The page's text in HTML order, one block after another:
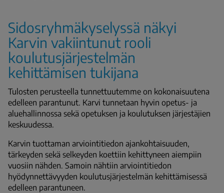
Sidosryhmäkyselyssä näkyi
Karvin vakiintunut rooli
koulutusjärjestelmän
kehittämisen tukijana
Tulosten perusteella tunnettuutemme on kokonaisuutena
edelleen parantunut. Karvi tunnetaan hyvin opetus- ja
aluehallinnossa sekä opetuksen ja koulutuksen järjestäjien
keskuudessa.
Karvin tuottaman arviointitiedon ajankohtaisuuden,
tärkeyden sekä selkeyden koettiin kehittyneen aiempiin
vuosiin nähden. Samoin nähtiin arviointitiedon
hyödynnettävyyden koulutusjärjestelmän kehittämisessä
edelleen parantuneen.